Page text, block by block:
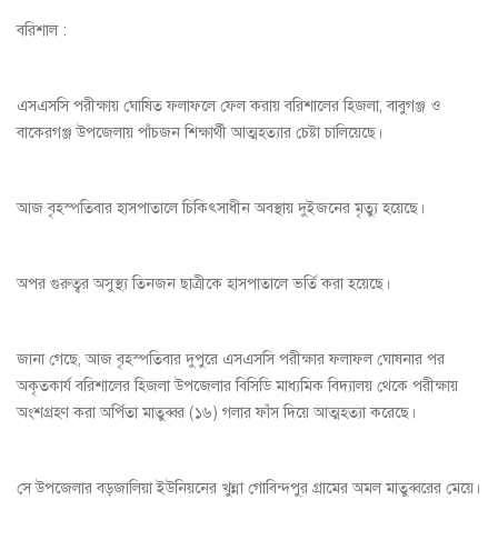
বরিশাল :
এসএসসি পরীক্ষায় ঘোষিত ফলাফলে ফেল করায় বরিশালের হিজলা, বাবুগঞ্জ ও
বাকেরগঞ্জ উপজেলায় পাঁচজন শিক্ষার্থী আত্মহত্যার চেষ্টা চালিয়েছে।
আজ বৃহস্পতিবার হাসপাতালে চিকিৎসাধীন অবস্থায় দুইজনের মৃত্যু হয়েছে।
অপর গুরুত্বর অসুস্থ্য তিনজন ছাত্রীকে হাসপাতালে ভর্তি করা হয়েছে।
জানা গেছে, আজ বৃহস্পতিবার দুপুরে এসএসসি পরীক্ষার ফলাফল ঘোষনার পর
অকৃতকার্য বরিশালের হিজলা উপজেলার বিসিডি মাধ্যমিক বিদ্যালয় থেকে পরীক্ষায়
অংশগ্রহণ করা অর্পিতা মাতুব্বর (১৬) গলার ফাঁস দিয়ে আত্মহত্যা করেছে।
সে উপজেলার বড়জালিয়া ইউনিয়নের খুন্না গোবিন্দপুর গ্রামের অমল মাতুব্বরের মেয়ে।